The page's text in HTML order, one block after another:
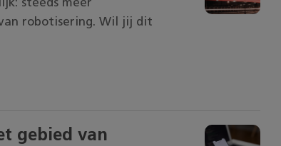
steeds meer
robotisering. Wil jij dit
gebied van